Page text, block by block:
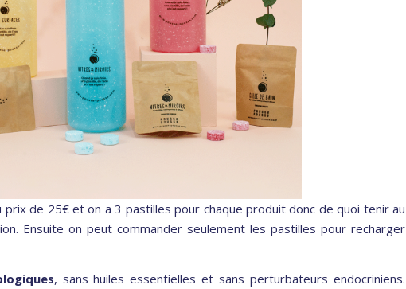
de 25€ et on a 3 pastilles pour chaque produit donc de quoi tenir au
Ensuite on peut commander seulement les pastilles pour recharger
, sans huiles essentielles et sans perturbateurs endocriniens.